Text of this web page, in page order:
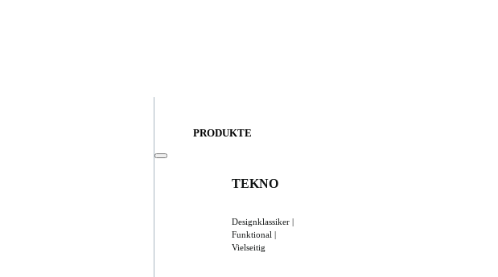
PRODUKTE
TEKNO
Designklassiker |
Funktional |
Vielseitig